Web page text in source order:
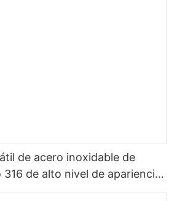
de acero inoxidable de
de alto nivel de apariencia
animados portátil para niños